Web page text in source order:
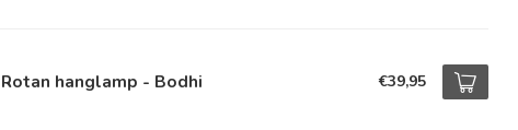
Rotan hanglamp - Bodhi €39,95